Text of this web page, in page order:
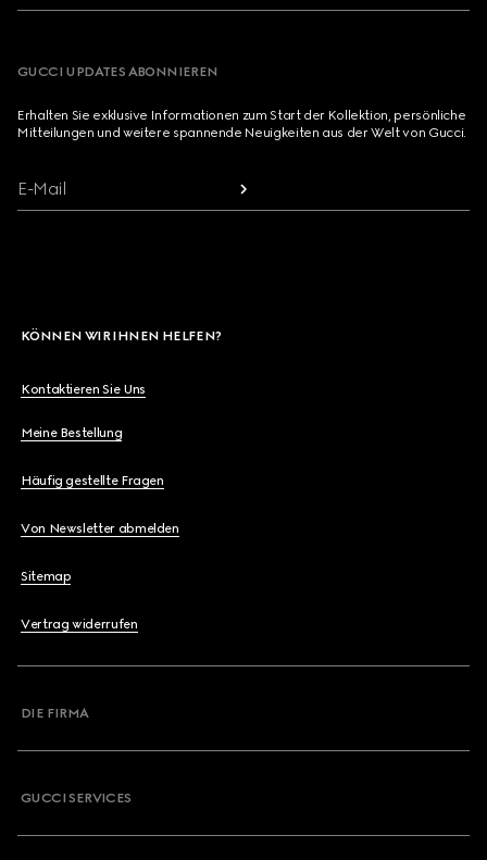
GUCCI UPDATES ABONNIEREN
Erhalten Sie exklusive Informationen zum Start der Kollektion, persönliche
Mitteilungen und weitere spannende Neuigkeiten aus der Welt von Gucci.
E-Mail
KÖNNEN WIR IHNEN HELFEN?
Kontaktieren Sie Uns
Meine Bestellung
Häufig gestellte Fragen
Von Newsletter abmelden
Sitemap
Vertrag widerrufen
DIE FIRMA
GUCCI SERVICES